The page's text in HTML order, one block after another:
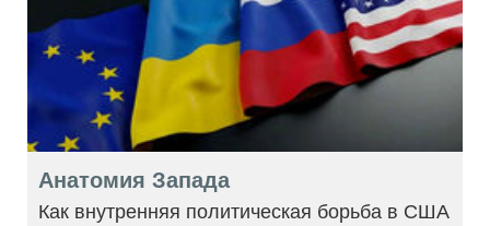
Анатомия Запада
Как внутренняя политическая борьба в США